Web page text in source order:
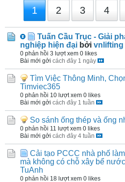
1 2 3 4
Tuấn Cầu Trục - Giải
nghiệp hiện đại bởi vnlifting
0 phản hồi 3 lượt xem 0 likes
Bài mới gởi cách đây 1 ngày
Tìm Việc Thông Minh,
Timviec365
0 phản hồi 10 lượt xem 0 likes
Bài mới gởi cách đây 1 tuần
So sánh ống thép và ống
0 phản hồi 11 lượt xem 0 likes
Bài mới gởi cách đây 4 tuần
Cải tạo PCCC nhà phố
mà không có chỗ xây bể
TuAnh
0 phản hồi 18 lượt xem 0 likes